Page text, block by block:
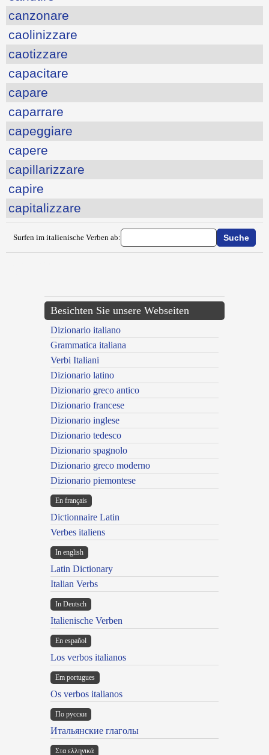
canzonare
caolinizzare
caotizzare
capacitare
capare
caparrare
capeggiare
capere
capillarizzare
capire
capitalizzare
Surfen im italienische Verben ab:
Besichten Sie unsere Webseiten
Dizionario italiano
Grammatica italiana
Verbi Italiani
Dizionario latino
Dizionario greco antico
Dizionario francese
Dizionario inglese
Dizionario tedesco
Dizionario spagnolo
Dizionario greco moderno
Dizionario piemontese
En français
Dictionnaire Latin
Verbes italiens
In english
Latin Dictionary
Italian Verbs
In Deutsch
Italienische Verben
En español
Los verbos italianos
Em portugues
Os verbos italianos
По русски
Итальянские глаголы
Στα ελληνικά